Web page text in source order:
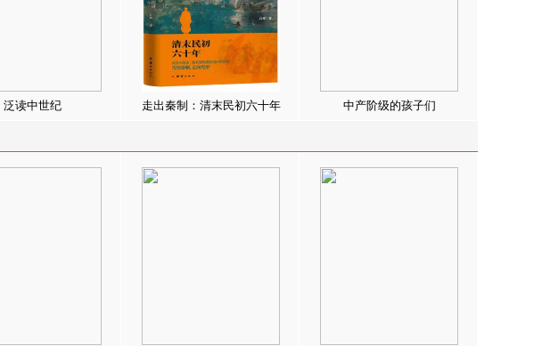
泛读中世纪 走出秦制：清末民初六十年 中产阶级的孩子们